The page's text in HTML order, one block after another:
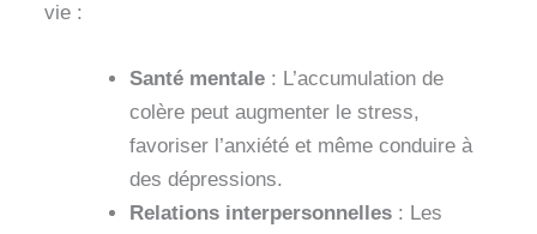
vie :
Santé mentale : L’accumulation de
colère peut augmenter le stress,
favoriser l’anxiété et même conduire à
des dépressions.
Relations interpersonnelles : Les